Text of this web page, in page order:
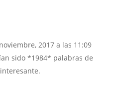
2017 a las 11:09
sido *1984* palabras de